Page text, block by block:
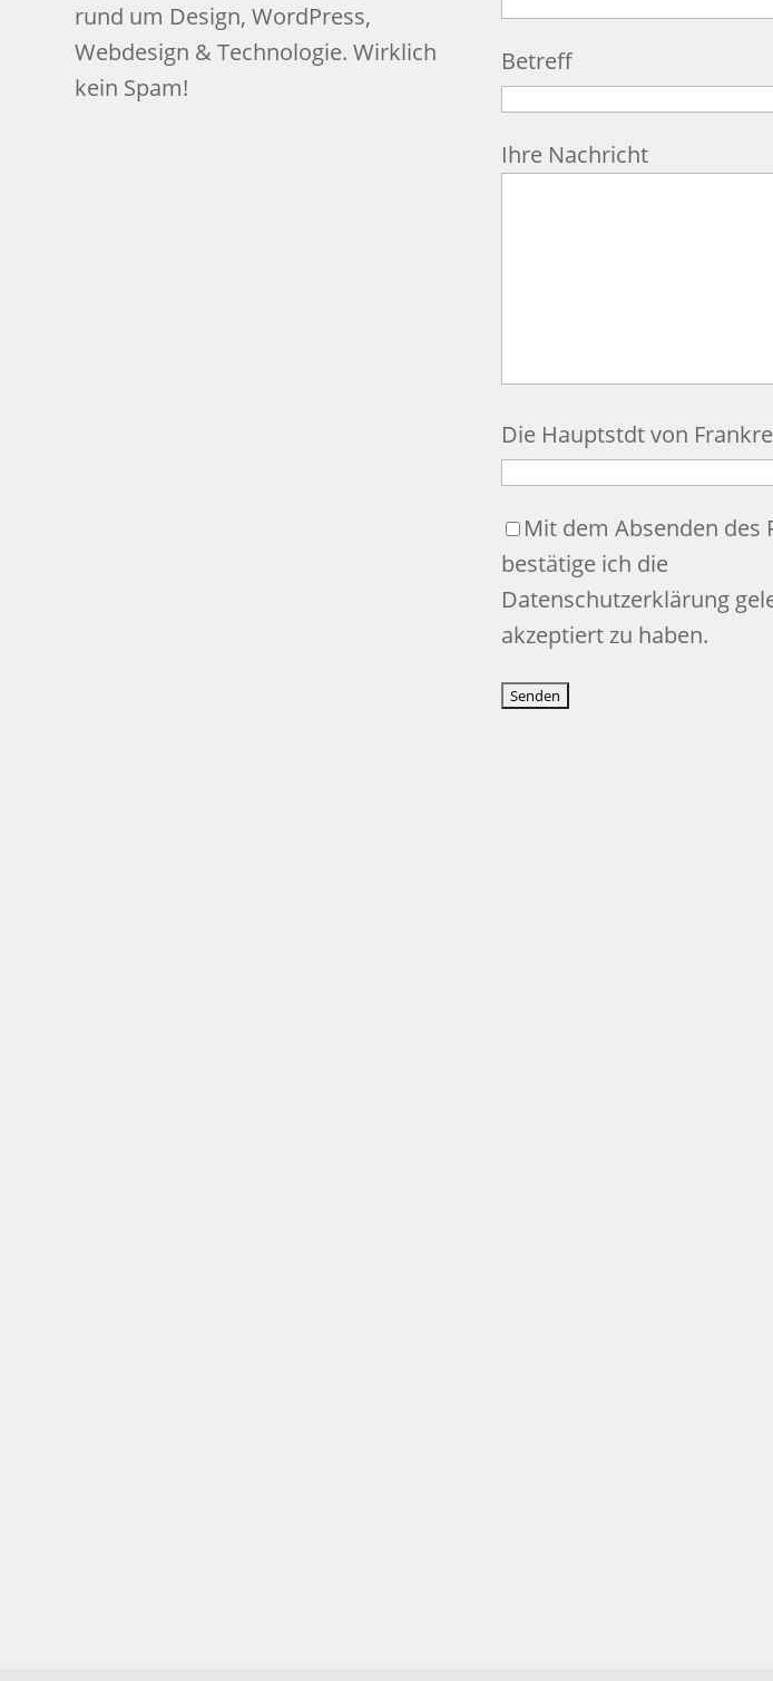
rund um Design, WordPress,
Webdesign & Technologie. Wirklich
kein Spam!
Betreff
Ihre Nachricht
Die Hauptstdt von
Mit dem Absenden des
bestätige ich die
Datenschutzerklärung
akzeptiert zu haben.